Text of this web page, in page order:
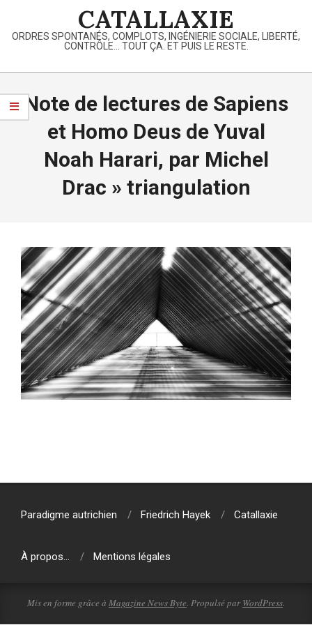
content
CATALLAXIE
ORDRES SPONTANÉS, COMPLOTS, INGÉNIERIE SOCIALE, LIBERTÉ,
CONTRÔLE… TOUT ÇA. ET PUIS LE RESTE.
Primary
Menu
Note de lectures de Sapiens
et Homo Deus de Yuval
Noah Harari, par Michel
Drac » triangulation
10-
Paradigme autrichien
Friedrich Hayek Catallaxie
À propos… Mentions légales
Mis en forme grâce à Magazine News Byte. Propulsé par WordPress.